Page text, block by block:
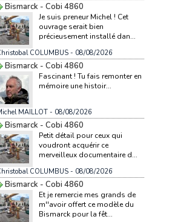
Bismarck - Cobi 4860
Je suis preneur Michel ! Cet
ouvrage serait bien
précieusement installé dan...
COLUMBUS- 08/08/2026
Bismarck - Cobi 4860
Fascinant ! Tu fais remonter en
mémoire une histoir...
MAILLOT- 08/08/2026
Bismarck - Cobi 4860
Petit détail pour ceux qui
voudront acquérir ce
merveilleux documentaire d...
COLUMBUS- 08/08/2026
Bismarck - Cobi 4860
Et je remercie mes grands de
m''avoir offert ce modèle du
Bismarck pour la fêt...